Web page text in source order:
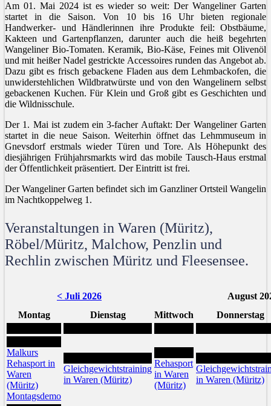
Am 01. Mai 2024 ist es wieder so weit: Der Wangeliner Garten
startet in die Saison. Von 10 bis 16 Uhr bieten regionale
Handwerker- und Händlerinnen ihre Produkte feil: Obstbäume,
Kakteen und Gartenpflanzen, darunter auch die heiß begehrten
Wangeliner Bio-Tomaten. Keramik, Bio-Käse, Feines mit Olivenöl
und mit heißer Nadel gestrickte Accessoires runden das Angebot ab.
Dazu gibt es frisch gebackene Fladen aus dem Lehmbackofen, die
unwiderstehlichen Wildbratwürste und von den Wangelinern selbst
gebackenen Kuchen. Für Klein und Groß gibt es Geschichten und
die Wildnisschule.
Der 1. Mai ist zudem ein 3-facher Auftakt: Der Wangeliner Garten
startet in die neue Saison. Weiterhin öffnet das Lehmmuseum in
Gnevsdorf erstmals wieder Türen und Tore. Als Höhepunkt des
diesjährigen Frühjahrsmarkts wird das mobile Tausch-Haus erstmal
der Öffentlichkeit präsentiert. Der Eintritt ist frei.
Der Wangeliner Garten befindet sich im Ganzliner Ortsteil Wangelin
im Nachtkoppelweg 1.
Veranstaltungen in Waren (Müritz),
Röbel/Müritz, Malchow, Penzlin und
Rechlin zwischen Müritz und Fleesensee.
< Juli 2026
August
Montag
Dienstag Mittwoch Donnerstag
Malkurs
Rehasport in
Waren
(Müritz)
Montagsdemo
Gleichgewichtstraining
in Waren (Müritz)
Rehasport
in Waren
(Müritz)
in Waren (Müritz)